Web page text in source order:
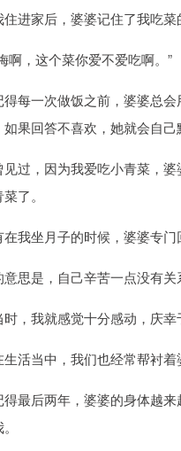
住进家后，婆婆记住了我吃菜
啊，这个菜你爱不爱吃啊。”
得每一次做饭之前，婆婆总
如果回答不喜欢，她就会自己
见过，因为我爱吃小青菜，
了。
在我坐月子的时候，婆婆专门
意思是，自己辛苦一点没有关
时，我就感觉十分感动，庆幸
活当中，我们也经常帮衬着
得最后两年，婆婆的身体越